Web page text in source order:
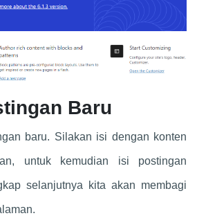
Baru
baru. Silakan isi dengan konten
untuk kemudian isi postingan
selanjutnya kita akan membagi